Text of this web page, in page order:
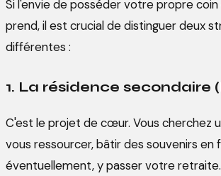
Si l'envie de posséder votre propre
prend, il est crucial de distinguer deux
différentes :
1. La résidence secondaire
C'est le projet de cœur. Vous cherchez
vous ressourcer, bâtir des souvenirs en
éventuellement, y passer votre retraite.